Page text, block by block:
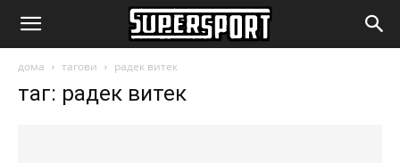
SuperSport.mk
дома тагови радек витек
таг: радек витек